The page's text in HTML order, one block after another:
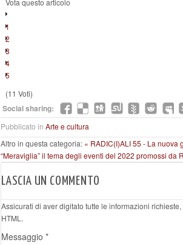
Vota questo articolo
1
2
3
4
5
(11 Voti)
Social sharing:
Pubblicato in Arte e cultura
Altro in questa categoria: « RADIC(I)ALI 55 - La nuova
“Meraviglia” il tema degli eventi del 2022 promossi da
LASCIA UN COMMENTO
Assicurati di aver digitato tutte le informazioni
HTML.
Messaggio *